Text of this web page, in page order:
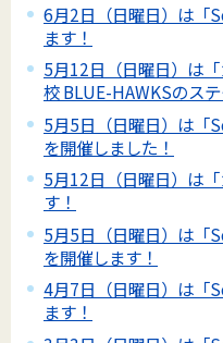
6月2日（日曜日）は「
ます！
5月12日（日曜日）は
校 BLUE-HAWKSのステ
5月5日（日曜日）は「
を開催しました！
5月12日（日曜日）は
す！
5月5日（日曜日）は「
を開催します！
4月7日（日曜日）は「
ます！